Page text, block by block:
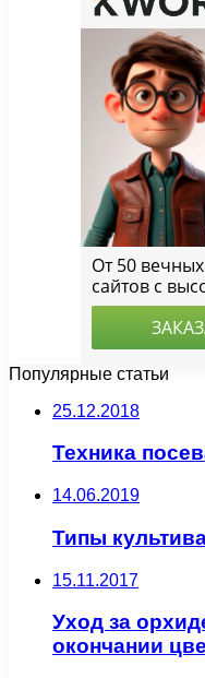
Популярные статьи
25.12.2018
Техника
14.06.2019
Типы
15.11.2017
Уход за
окончании